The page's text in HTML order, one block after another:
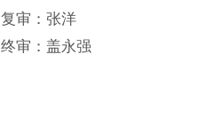
复审：张洋
终审：盖永强